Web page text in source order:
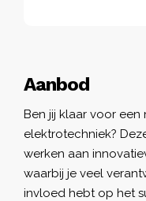
Aanbod
Ben jij klaar voor
elektrotechniek?
werken aan
waarbij je veel
invloed hebt op het